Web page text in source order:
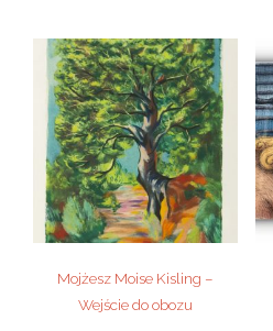
Mojżesz Moise Kisling –
Wejście do obozu